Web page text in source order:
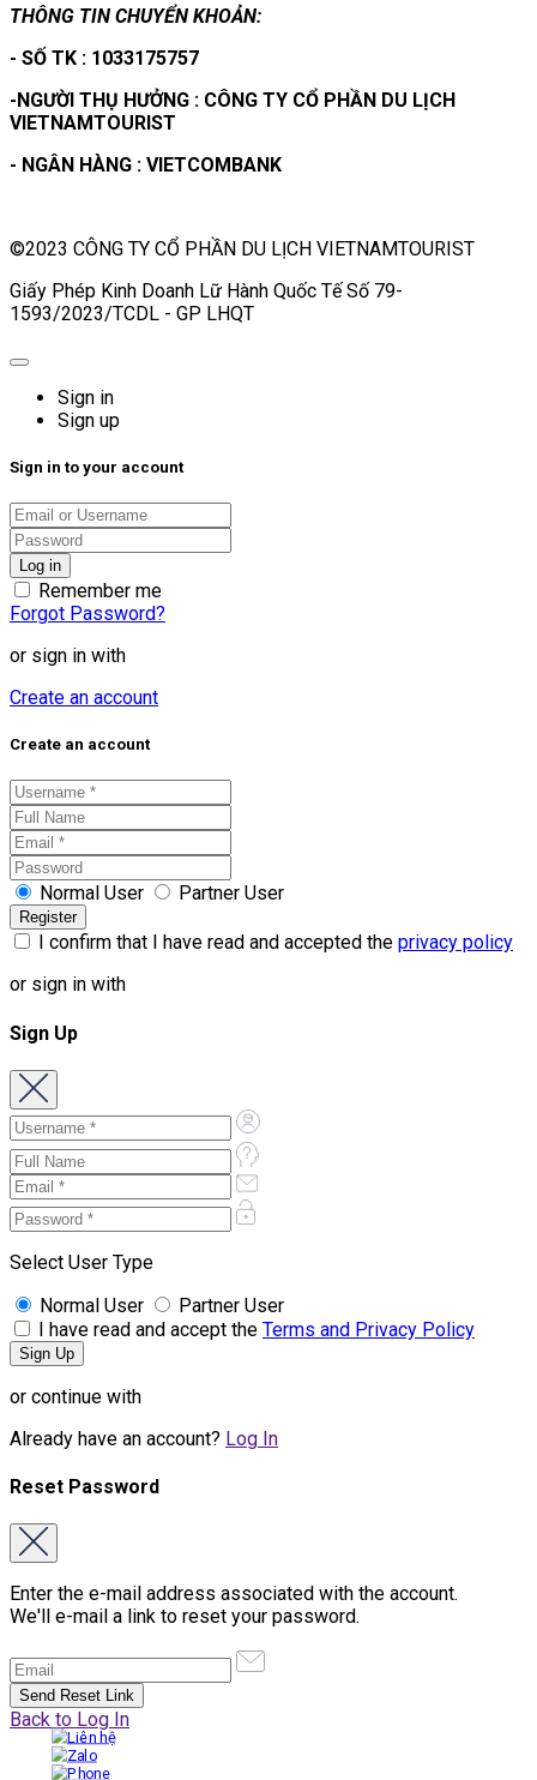
THÔNG TIN CHUYỂN KHOẢN:
- SỐ TK : 1033175757
-NGƯỜI THỤ HƯỞNG : CÔNG TY CỔ PHẦN DU LỊCH
VIETNAMTOURIST
- NGÂN HÀNG : VIETCOMBANK
©2023 CÔNG TY CỔ PHẦN DU LỊCH VIETNAMTOURIST
Giấy Phép Kinh Doanh Lữ Hành Quốc Tế Số 79-
1593/2023/TCDL - GP LHQT
Sign in
Sign up
Sign in to your account
Remember me
Forgot Password?
or sign in with
Create an account
Create an account
Normal User Partner User
I confirm that I have read and accepted the privacy policy
or sign in with
Sign Up
Select User Type
Normal User
Partner User
I have read and accept the Terms and Privacy Policy
or continue with
Already have an account? Log In
Reset Password
Enter the e-mail address associated with the account.
We'll e-mail a link to reset your password.
Back to Log In